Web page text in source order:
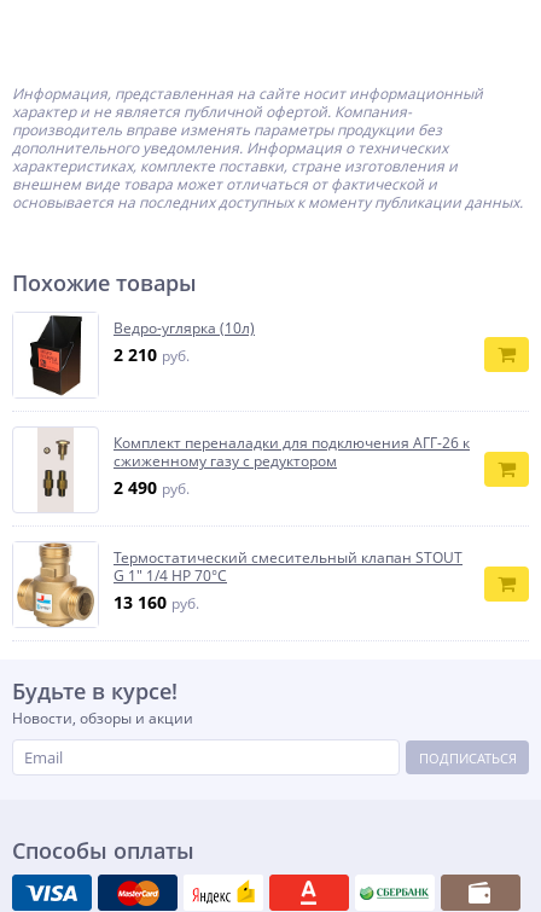
Информация, представленная на сайте носит информационный
характер и не является публичной офертой. Компания-
производитель вправе изменять параметры продукции без
дополнительного уведомления. Информация о технических
характеристиках, комплекте поставки, стране изготовления и
внешнем виде товара может отличаться от фактической и
основывается на последних доступных к моменту публикации данных.
Похожие товары
Ведро-углярка (10л)
2 210 руб.
Комплект переналадки для подключения АГГ-26 к
сжиженному газу с редуктором
2 490 руб.
Термостатический смесительный клапан STOUT
G 1" 1/4 НР 70°С
13 160 руб.
Будьте в курсе!
Новости, обзоры и акции
ПОДПИСАТЬСЯ
Способы оплаты